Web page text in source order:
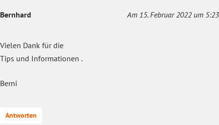
Bernhard Am 15. Februar 2022 um 5:23
Vielen Dank für die
Tips und Informationen .
Berni
Antworten